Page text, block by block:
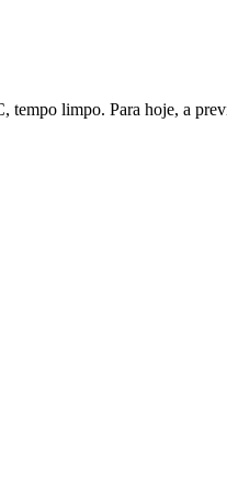
tempo limpo. Para hoje, a